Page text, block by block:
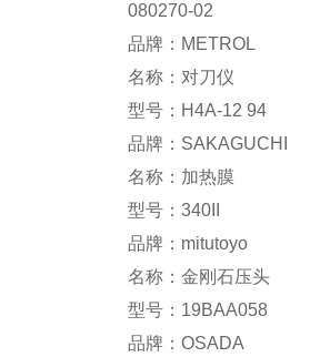
080270-02
品牌：METROL
名称：对刀仪
型号：H4A-12 94
品牌：SAKAGUCHI
名称：加热膜
型号：340II
品牌：mitutoyo
名称：金刚石压头
型号：19BAA058
品牌：OSADA